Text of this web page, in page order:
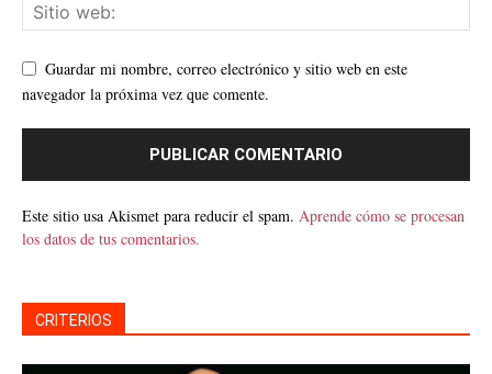
Guardar mi nombre, correo electrónico y sitio web en este
navegador la próxima vez que comente.
Este sitio usa Akismet para reducir el spam. Aprende cómo se procesan
los datos de tus comentarios.
CRITERIOS